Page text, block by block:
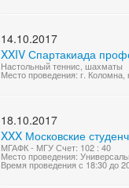
14.10.2017
XXIV Спартакиада
Настольный теннис, шахматы
Место проведения: г.
18.10.2017
XXX Московские
МГАФК - МГУ Счет: 102 : 40
Место проведения:
Время проведения с 18:30 до